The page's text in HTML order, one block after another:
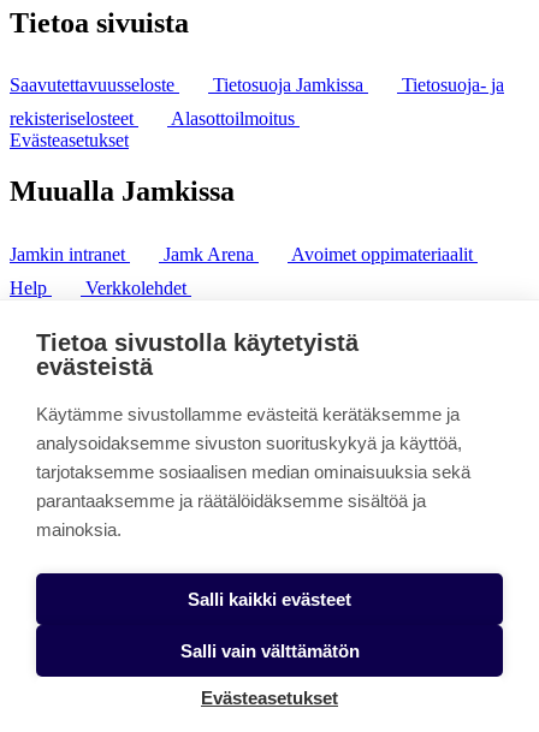
Tietoa sivuista
Saavutettavuusseloste Tietosuoja Jamkissa
Tietosuoja- ja
rekisteriselosteet
Alasottoilmoitus
Evästeasetukset
Muualla Jamkissa
Jamkin intranet Jamk Arena
Avoimet oppimateriaalit
Help
Verkkolehdet
puh. +358 20 743 8100
fax. +358 14 449 9694
Tietoa sivustolla käytetyistä
evästeistä
Käytämme sivustollamme evästeitä kerätäksemme ja
analysoidaksemme sivuston suorituskykyä ja käyttöä,
tarjotaksemme sosiaalisen median ominaisuuksia sekä
parantaaksemme ja räätälöidäksemme sisältöä ja
mainoksia.
Salli kaikki evästeet
Salli vain välttämätön
Evästeasetukset